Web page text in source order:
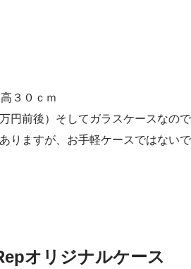
３０ｃｍ
円前後）そしてガラスケースなので
りますが、お手軽ケースではないで
オリジナルケース